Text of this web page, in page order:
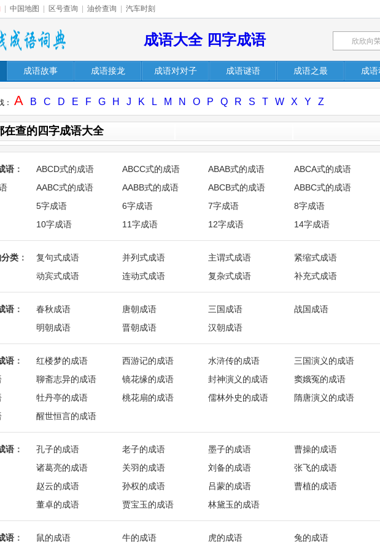
中国地图 区号查询 油价查询 汽车时刻
成语大全 四字成语
成语故事 成语接龙 成语对对子 成语谜语 成语之最 成
： A B C D E F G H J K L M N O P Q R S T W X Y Z
在查的四字成语大全
语 ： ABCD式的成语 ABCC式的成语 ABAB式的成语
ABCA式的成语
AABC式的成语 AABB式的成语 ABCB式的成语
ABBC式的成语
5字成语 6字成语 7字成语
8字成语
10字成语 11字成语 12字成语 14字成语
类 ： 复句式成语 并列式成语 主谓式成语
紧缩式成语
动宾式成语 连动式成语 复杂式成语 补充式成语
语 ： 春秋成语 唐朝成语 三国成语
战国成语
明朝成语 晋朝成语 汉朝成语
语 ： 红楼梦的成语 西游记的成语 水浒传的成语
三国演义的成语
聊斋志异的成语 镜花缘的成语 封神演义的成语
窦娥冤的成语
牡丹亭的成语 桃花扇的成语 儒林外史的成语
隋唐演义的成语
醒世恒言的成语
语 ： 孔子的成语 老子的成语 墨子的成语
曹操的成语
诸葛亮的成语 关羽的成语 刘备的成语
张飞的成语
赵云的成语 孙权的成语 吕蒙的成语
曹植的成语
董卓的成语 贾宝玉的成语 林黛玉的成语
语 ： 鼠的成语 牛的成语 虎的成语
兔的成语